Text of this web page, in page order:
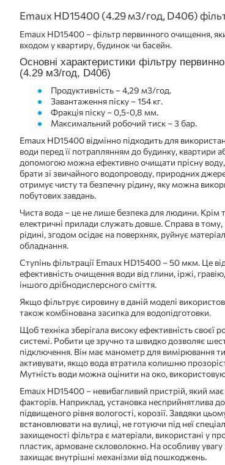
Emaux HD15400 (4.29 м3/год, D406)
Emaux HD15400 – фільтр первинного очищення,
входом у квартиру, будинок чи басейн.
Основні характеристики фільтру
(4.29 м3/год, D406)
Продуктивність – 4,29 м3/год.
Завантаження піску – 154 кг.
Фракція піску – 0,5-0,8 мм.
Максимальний робочий тиск – 3 бар.
Emaux HD15400 відмінно підходить для
води перед її потраплянням до будинку, квартири
допомогою можна ефективно очищати прісну
брати зі звичайного водопроводу, природних
отримує чисту та безпечну рідину, яку можна
побутових завдань.
Чиста вода – це не лише безпека для людини. Крім
електричні прилади служать довше. Справа в
рідині, згодом осідає на поверхнях, руйнує
обладнання.
Ступінь фільтрації Emaux HD15400 – 50 мкм. Це
ефективність очищення води від глини, іржі,
іншого дрібнодисперсного сміття.
Якщо фільтрує сировину в даній моделі
також комбінована засипка для водопідготовки.
Щоб техніка зберігала високу ефективність своєї
системі. Робити це зручно та швидко дозволяє
підключення. Він має манометр для вимірювання
активувати, якщо вода втратила колишню
Мутність води можна оцінити на око,
Emaux HD15400 – невибагливий пристрій, який має
факторів. Наприклад, установка несприйнятлива
підвищеного рівня вологості, корозії. Завдяки
встановлювати на вулиці, не готуючи під неї
захищеності фільтра є матеріали, використані у
пластик, армоване скловолокно. На особливу увагу
захищає внутрішні механізми від пошкоджень.